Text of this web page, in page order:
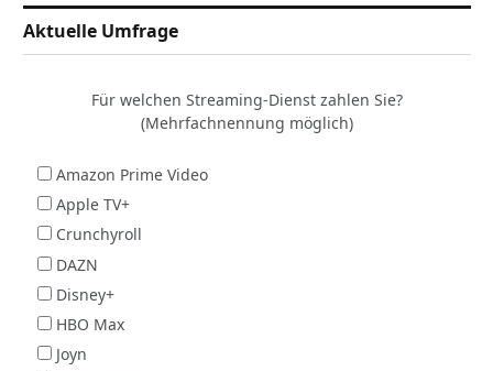
Aktuelle Umfrage
Für welchen Streaming-Dienst zahlen Sie?
(Mehrfachnennung möglich)
Amazon Prime Video
Apple TV+
Crunchyroll
DAZN
Disney+
HBO Max
Joyn